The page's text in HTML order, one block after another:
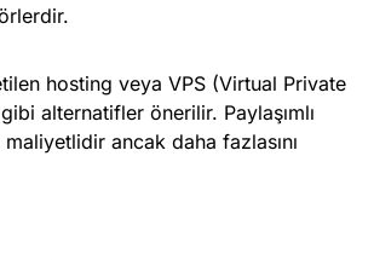
hosting veya VPS (Virtual Private
gibi alternatifler önerilir. Paylaşımlı
maliyetlidir ancak daha fazlasını